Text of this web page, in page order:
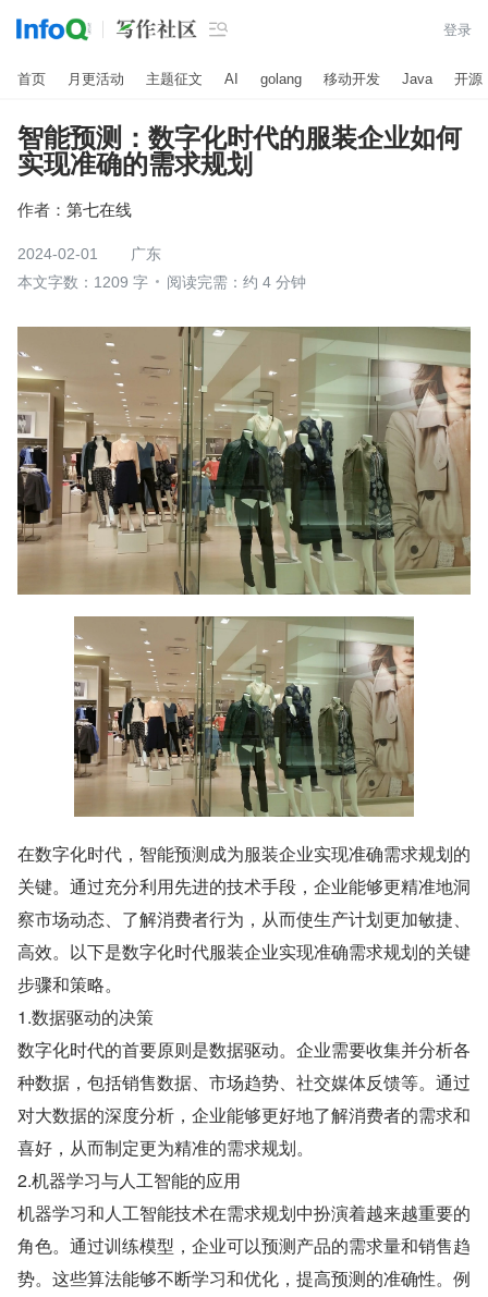
 登录
首页 月更活动 主题征文 AI golang 移动开发 Java 开源
智能预测：数字化时代的服装企业如何
实现准确的需求规划
作者： 第七在线
2024-02-01
广东
本文字数：1209 字
阅读完需：约 4 分钟
在数字化时代，智能预测成为服装企业实现准确需求规划的
关键。通过充分利用先进的技术手段，企业能够更精准地洞
察市场动态、了解消费者行为，从而使生产计划更加敏捷、
高效。以下是数字化时代服装企业实现准确需求规划的关键
步骤和策略。
1.数据驱动的决策
数字化时代的首要原则是数据驱动。企业需要收集并分析各
种数据，包括销售数据、市场趋势、社交媒体反馈等。通过
对大数据的深度分析，企业能够更好地了解消费者的需求和
喜好，从而制定更为精准的需求规划。
2.机器学习与人工智能的应用
机器学习和人工智能技术在需求规划中扮演着越来越重要的
角色。通过训练模型，企业可以预测产品的需求量和销售趋
势。这些算法能够不断学习和优化，提高预测的准确性。例